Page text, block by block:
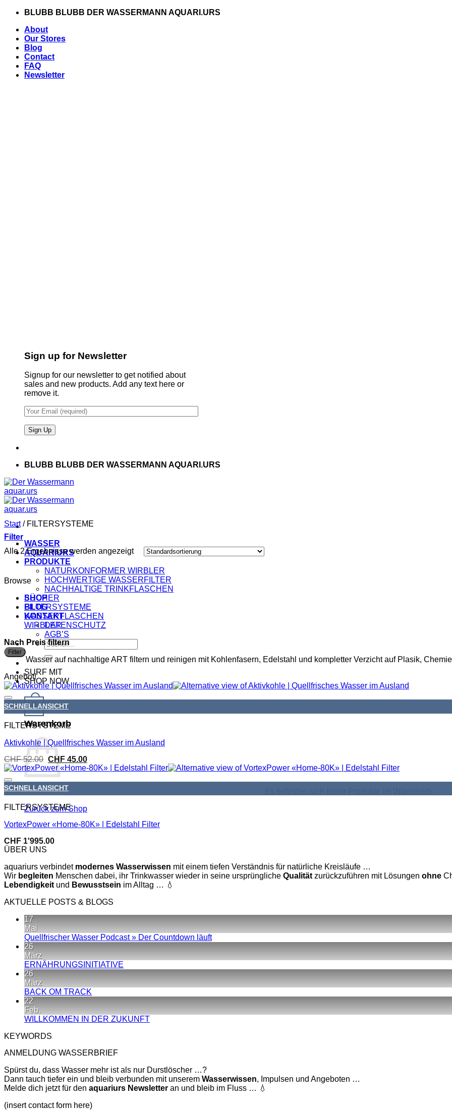
Zum
springen
BLUBB BLUBB DER WASSERMANN AQUARI.URS
About
Our Stores
Blog
Contact
FAQ
Newsletter
Sign up for Newsletter
Signup for our newsletter to get notified about
sales and new products. Add any text here or
remove it.
BLUBB BLUBB DER WASSERMANN AQUARI.URS
WASSER
AQUARIURS
PRODUKTE
NATURKONFORMER WIRBLER
HOCHWERTIGE WASSERFILTER
NACHHALTIGE TRINKFLASCHEN
SHOP
BLOG
KONTAKT
DATENSCHUTZ
AGB’S
Suche
nach:
SURF MIT
SHOP NOW
0
Warenkorb
Zurück zum Shop
Start /FILTERSYSTEME
Filter
Alle 2 Ergebnisse werden angezeigt
Browse
BÜCHER
FILTERSYSTEME
WASSERFLASCHEN
WIRBLER
Nach Preis filtern
Filter
Wasser auf nachhaltige ART filtern und reinigen mit Kohlenfasern, Edelstahl und kompletter Verzicht auf Plasik,
Angebot!
SCHNELLANSICHT
FILTERSYSTEME
Aktivkohle | Quellfrisches Wasser im Ausland
CHF52.00 Ursprünglicher
Preis
war:
CHF 52.00
CHF45.00Aktueller
Preis
CHF 45.00.
SCHNELLANSICHT
FILTERSYSTEME
VortexPower «Home-80K» | Edelstahl Filter
CHF 1'995.00
ÜBER UNS
aquariurs verbindet modernes Wasserwissen mit einem tiefen Verständnis für natürliche Kreisläufe …
Wir begleiten Menschen dabei, ihr Trinkwasser wieder in seine ursprüngliche Qualität zurückzuführen mit Lösungen ohne
Lebendigkeit und Bewusstsein im Alltag … 💧
AKTUELLE POSTS & BLOGS
17
Mai
Quellfrischer Wasser Podcast » Der Countdown läuftKeine
26
März
ERNÄHRUNGSINITIATIVE
26
März
BACK OM TRACK
BACK
22
Feb.
WILLKOMMEN IN DER ZUKUNFTKeine
ZUKUNFT
KEYWORDS
ANMELDUNG WASSERBRIEF
Spürst du, dass Wasser mehr ist als nur Durstlöscher …?
Dann tauch tiefer ein und bleib verbunden mit unserem Wasserwissen, Impulsen und Angeboten …
Melde dich jetzt für den aquariurs Newsletter an und bleib im Fluss … 💧
(insert contact form here)